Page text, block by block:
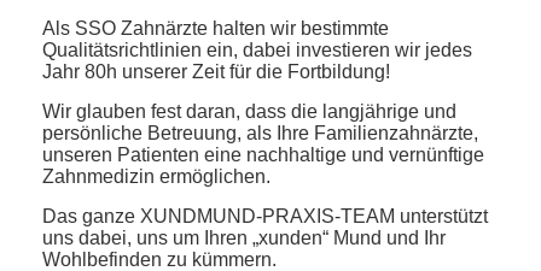
Als SSO Zahnärzte halten wir bestimmte
Qualitätsrichtlinien ein, dabei investieren wir jedes
Jahr 80h unserer Zeit für die Fortbildung!
Wir glauben fest daran, dass die langjährige und
persönliche Betreuung, als Ihre Familienzahnärzte,
unseren Patienten eine nachhaltige und vernünftige
Zahnmedizin ermöglichen.
Das ganze XUNDMUND-PRAXIS-TEAM unterstützt
uns dabei, uns um Ihren „xunden“ Mund und Ihr
Wohlbefinden zu kümmern.